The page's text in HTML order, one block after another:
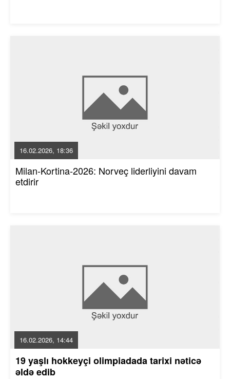
16.02.2026, 18:36
Milan-Kortina-2026: Norveç liderliyini davam
etdirir
16.02.2026, 14:44
19 yaşlı hokkeyçi olimpiadada tarixi nəticə
əldə edib